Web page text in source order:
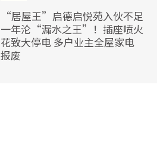
“居屋王”启德启悦苑入伙不足
一年沦“漏水之王”！插座喷火
花致大停电 多户业主全屋家电
报废